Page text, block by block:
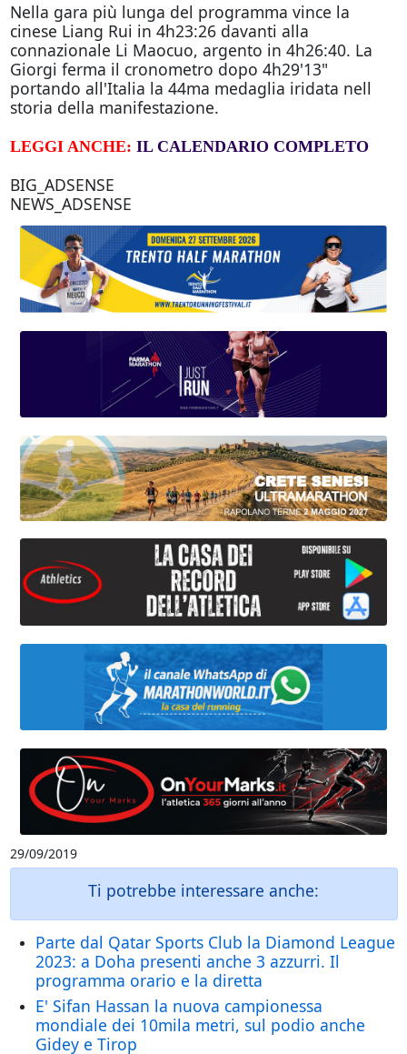
Nella gara più lunga del programma vince la
cinese Liang Rui in 4h23:26 davanti alla
connazionale Li Maocuo, argento in 4h26:40. La
Giorgi ferma il cronometro dopo 4h29'13"
portando all'Italia la 44ma medaglia iridata nell
storia della manifestazione.
LEGGI ANCHE: IL CALENDARIO COMPLETO
BIG_ADSENSE
NEWS_ADSENSE
29/09/2019
Ti potrebbe interessare anche:
Parte dal Qatar Sports Club la Diamond League
2023: a Doha presenti anche 3 azzurri. Il
programma orario e la diretta
E' Sifan Hassan la nuova campionessa
mondiale dei 10mila metri, sul podio anche
Gidey e Tirop